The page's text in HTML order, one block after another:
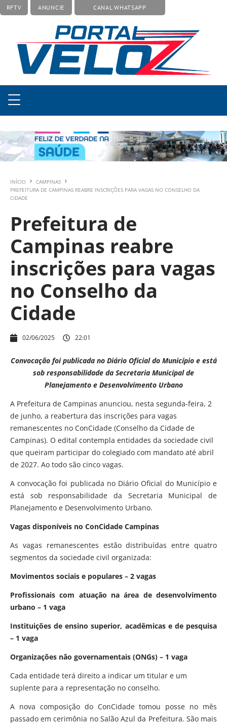
RFTV ANUNCIE CANAL WHATSAPP
INÍCIO
CAMPINAS
PREFEITURA DE CAMPINAS REABRE INSCRIÇÕES PARA VAGAS NO CONSELHO DA
CIDADE
Prefeitura de
Campinas reabre
inscrições para vagas
no Conselho da
Cidade
02/06/2025 22:01
Convocação foi publicada no Diário Oficial do Município e está
sob responsabilidade da Secretaria Municipal de
Planejamento e Desenvolvimento Urbano
A Prefeitura de Campinas anunciou, nesta segunda-feira, 2
de junho, a reabertura das inscrições para vagas
remanescentes no ConCidade (Conselho da Cidade de
Campinas). O edital contempla entidades da sociedade civil
que queiram participar do colegiado com mandato até abril
de 2027. Ao todo são cinco vagas.
A convocação foi publicada no Diário Oficial do Município e
está sob responsabilidade da Secretaria Municipal de
Planejamento e Desenvolvimento Urbano.
Vagas disponíveis no ConCidade Campinas
As vagas remanescentes estão distribuídas entre quatro
segmentos da sociedade civil organizada:
Movimentos sociais e populares – 2 vagas
Profissionais com atuação na área de desenvolvimento
urbano – 1 vaga
Instituições de ensino superior, acadêmicas e de pesquisa
– 1 vaga
Organizações não governamentais (ONGs) – 1 vaga
Cada entidade terá direito a indicar um titular e um
suplente para a representação no conselho.
A nova composição do ConCidade tomou posse no mês
passado em cerimônia no Salão Azul da Prefeitura. São mais